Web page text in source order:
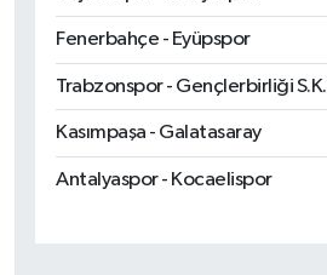
Fenerbahçe - Eyüpspor
Trabzonspor - Gençlerbirliği S.K.
Kasımpaşa - Galatasaray
Antalyaspor - Kocaelispor